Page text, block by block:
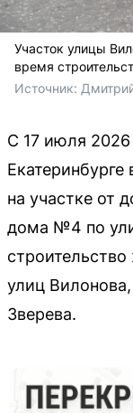
Участок улицы
время
Источник:
С 17 июля 2026
на участке от
дома №4 по
улиц
Зверева.